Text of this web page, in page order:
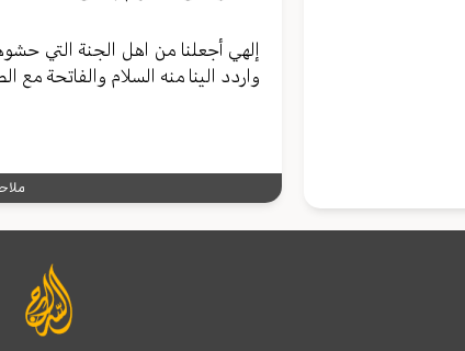
إلهي أجعلنا من اهل الجنة التي
واردد الينا منه السلام والفاتحة مع